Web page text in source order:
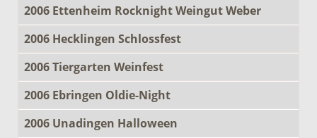
2006 Ettenheim Rocknight Weingut Weber
2006 Hecklingen Schlossfest
2006 Tiergarten Weinfest
2006 Ebringen Oldie-Night
2006 Unadingen Halloween